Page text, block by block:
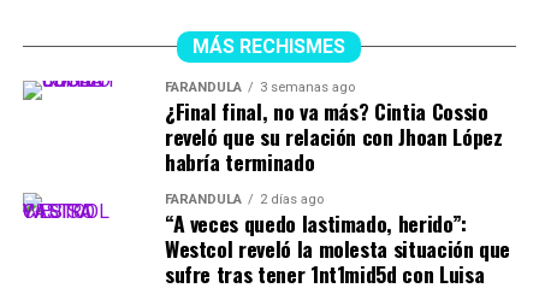
MÁS RECHISMES
FARÁNDULA 3 semanas ago
¿Final final, no va más? Cintia Cossio
reveló que su relación con Jhoan López
habría terminado
FARÁNDULA 2 días ago
“A veces quedo lastimado, herido”:
Westcol reveló la molesta situación que
sufre tras tener 1nt1mid5d con Luisa